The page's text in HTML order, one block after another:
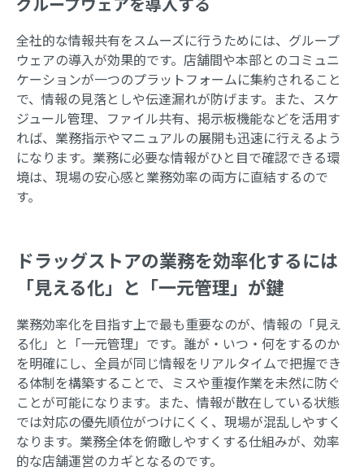
全社的な情報共有をスムーズに行うためには、グループ
ウェアの導入が効果的です。店舗間や本部とのコミュニ
ケーションが一つのプラットフォームに集約されること
で、情報の見落としや伝達漏れが防げます。また、スケ
ジュール管理、ファイル共有、掲示板機能などを活用す
れば、業務指示やマニュアルの展開も迅速に行えるよう
になります。業務に必要な情報がひと目で確認できる環
境は、現場の安心感と業務効率の両方に直結するので
す。
ドラッグストアの業務を効率化するには
「見える化」と「一元管理」が鍵
業務効率化を目指す上で最も重要なのが、情報の「見え
る化」と「一元管理」です。誰が・いつ・何をするのか
を明確にし、全員が同じ情報をリアルタイムで把握でき
る体制を構築することで、ミスや重複作業を未然に防ぐ
ことが可能になります。また、情報が散在している状態
では対応の優先順位がつけにくく、現場が混乱しやすく
なります。業務全体を俯瞰しやすくする仕組みが、効率
的な店舗運営のカギとなるのです。